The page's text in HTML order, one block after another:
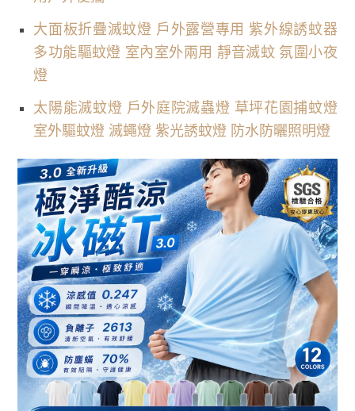
大面板折疊滅蚊燈 戶外露營專用 紫外線誘蚊器
多功能驅蚊燈 室內室外兩用 靜音滅蚊 氛圍小夜
燈
太陽能滅蚊燈 戶外庭院滅蟲燈 草坪花園捕蚊燈
室外驅蚊燈 滅蠅燈 紫光誘蚊燈 防水防曬照明燈